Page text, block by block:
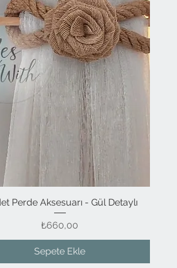
Hızlı Bakış
Perde Aksesuarı - Gül Detaylı
Fiyat
₺660,00
Sepete Ekle